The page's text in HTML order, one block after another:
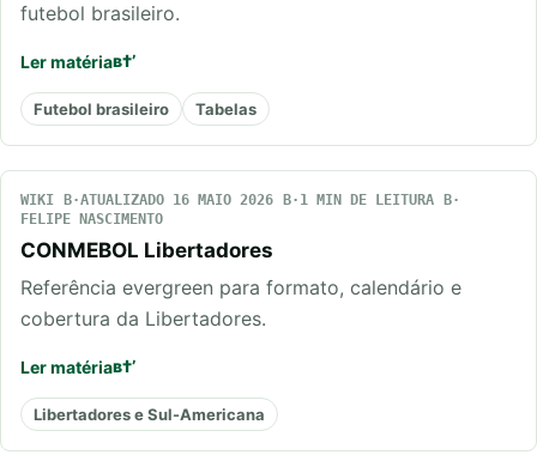
futebol brasileiro.
Ler matéria
Futebol brasileiro Tabelas
WIKI ATUALIZADO 16 MAIO 2026
1 MIN DE LEITURA
FELIPE NASCIMENTO
CONMEBOL Libertadores
Referência evergreen para formato, calendário e
cobertura da Libertadores.
Ler matéria
Libertadores e Sul-Americana